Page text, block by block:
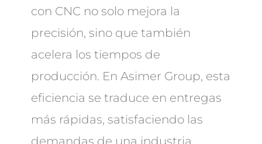
con CNC no solo mejora la
precisión, sino que también
acelera los tiempos de
producción. En Asimer Group, esta
eficiencia se traduce en entregas
más rápidas, satisfaciendo las
demandas de una industria